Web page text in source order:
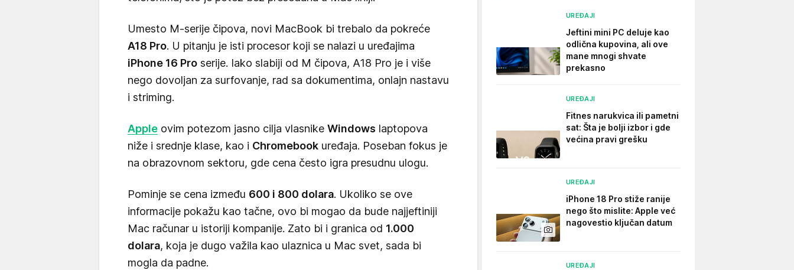
Umesto M-serije čipova, novi MacBook bi trebalo da pokreće
A18 Pro. U pitanju je isti procesor koji se nalazi u uređajima
iPhone 16 Pro serije. Iako slabiji od M čipova, A18 Pro je i više
nego dovoljan za surfovanje, rad sa dokumentima, onlajn nastavu
i striming.
Apple ovim potezom jasno cilja vlasnike Windows laptopova
niže i srednje klase, kao i Chromebook uređaja. Poseban fokus je
na obrazovnom sektoru, gde cena često igra presudnu ulogu.
Pominje se cena između 600 i 800 dolara. Ukoliko se ove
informacije pokažu kao tačne, ovo bi mogao da bude najjeftiniji
Mac računar u istoriji kompanije. Zato bi i granica od 1.000
dolara, koja je dugo važila kao ulaznica u Mac svet, sada bi
mogla da padne.
UREĐAJI
Jeftini mini PC deluje kao
odlična kupovina, ali ove
mane mnogi shvate
prekasno
UREĐAJI
Fitnes narukvica ili pametni
sat: Šta je bolji izbor i gde
većina pravi grešku
UREĐAJI
iPhone 18 Pro stiže ranije
nego što mislite: Apple već
nagovestio ključan datum
UREĐAJI